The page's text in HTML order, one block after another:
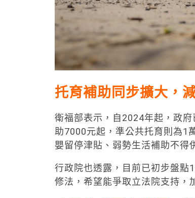
托育補助同步擴大，
衛福部表示，自2024年起，政
助7000元起，準公共托育則為1
嬰留停津貼、弱勢生活補助不得
行政院也透露，目前已初步盤點
修法，希望能爭取立法院支持，